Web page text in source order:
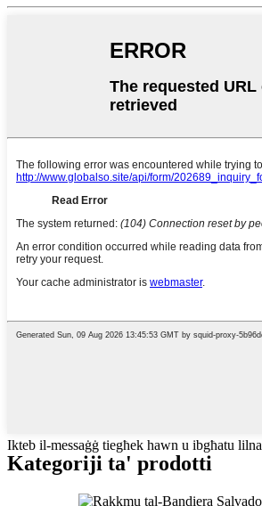
Ikteb il-messaġġ tiegħek hawn u ibgħatu lilna
Kategoriji ta' prodotti